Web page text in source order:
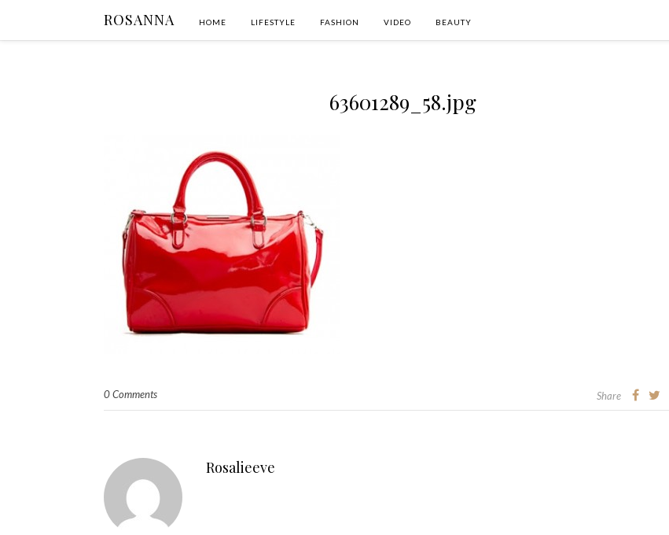
ROSANNA HOME LIFESTYLE FASHION VIDEO BEAUTY
63601289_58.jpg
0 Comments Share
Rosalieeve